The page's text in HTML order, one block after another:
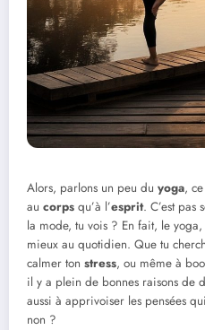
Alors, parlons un peu du yoga,
au corps qu’à l’esprit. C’est pas
la mode, tu vois ? En fait, le
mieux au quotidien. Que tu
calmer ton stress, ou même à
il y a plein de bonnes raisons de
aussi à apprivoiser les pensées
non ?